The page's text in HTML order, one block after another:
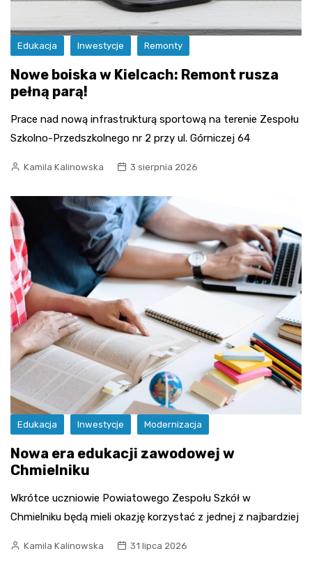
Edukacja Inwestycje Remonty
Nowe boiska w Kielcach: Remont rusza
pełną parą!
Prace nad nową infrastrukturą sportową na terenie Zespołu
Szkolno-Przedszkolnego nr 2 przy ul. Górniczej 64
Kamila Kalinowska 3 sierpnia 2026
Edukacja Inwestycje Modernizacja
Nowa era edukacji zawodowej w
Chmielniku
Wkrótce uczniowie Powiatowego Zespołu Szkół w
Chmielniku będą mieli okazję korzystać z jednej z najbardziej
Kamila Kalinowska 31 lipca 2026